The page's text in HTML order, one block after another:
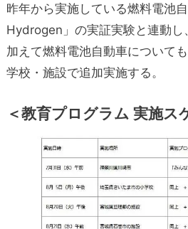
昨年から実施している燃料電池
Hydrogen」の実証実験と連動し
加えて燃料電池自動車について
学校・施設で追加実施する。
＜教育プログラム 実施ス